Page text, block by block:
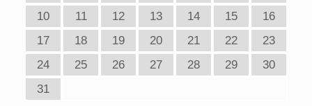
10
11 12 13 14 15
16
17
18 19 20 21 22
23
24
25 26 27 28 29
30
31